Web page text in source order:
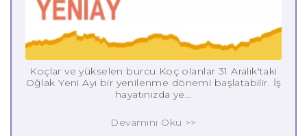
Koçlar ve yükselen burcu Koç olanlar 31 Aralık'taki
Oğlak Yeni Ayı bir yenilenme dönemi başlatabilir. İş
hayatınızda ye...
Devamını Oku >>